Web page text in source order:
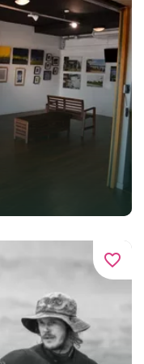
favorite_border